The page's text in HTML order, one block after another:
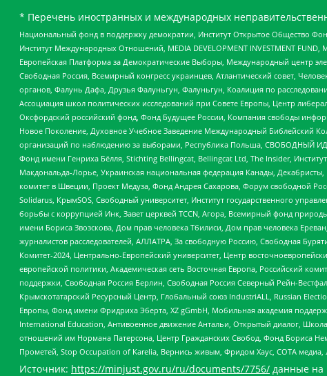
* Перечень иностранных и международных
Национальный фонд в поддержку демократии, Институт Открытое Общество
Институт Международных Отношений, MEDIA DEVELOPMENT INVESTMENT
Европейская Платформа за Демократические Выборы, Международный центр
Свободная Россия, Всемирный конгресс украинцев, Атлантический совет,
органов, Фалунь Дафа, Друзья Фалуньгун, Фалуньгун, Коалиция по
Ассоциация школ политических исследований при Совете Европы, Центр
Оксфордский российский фонд, Фонд Будущее России, Компания свободы
Новое Поколение, Духовное Учебное Заведение Международный Библейский
организаций по наблюдению за выборами, Республика Польша, СВОБОДНЫЙ
Фонд имени Генриха Бёлля, Stichting Bellingcat, Bellingcat Ltd, The Insider,
Макдональда-Лорье, Украинская национальная федерация Канады,
комитет в Швеции, Проект Медуза, Фонд Андрея Сахарова, Форум свободной
Solidarus, КрымSOS, Свободный университет, Институт государственного
борьбы с коррупцией Инк, Завет церквей TCCN, Агора, Всемирный фонд
имени Бориса Звозскова, Дом прав человека Тбилиси, Дом прав человека
журналистов расследователей, АЛЛАТРА, За свободную Россию, Свободная
Комитет-2024, Центрально-Европейский университет, Центр
европейской политики, Академическая сеть Восточная Европа, Российский
поддержки, Свободная Россия Берлин, Свободная Россия Северный Рейн-
Крымскотатарский Ресурсный Центр, Глобальный союз IndustriALL, Russian
Европы, Фонд имени Фридриха Эберта, XZ gGmbH, Мобильная академия
International Education, Антивоенное движение Антальи, Открытый диалог,
отношений им Нормана Патерсона, Центр Гражданских Свобод, Фонд Бориса
Прометей, Stop Occupation of Karelia, Вернись живым, Фридом Хаус, СОТА
Источник: https://minjust.gov.ru/ru/documents/7756/ данные на